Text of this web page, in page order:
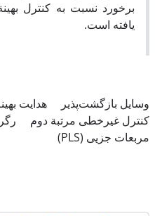
یافته است.
وسایل بازگشت‌پذیر هدایت
کنترل غیر‌خطی مرتبة دوم
مربعات جزیی (PLS)